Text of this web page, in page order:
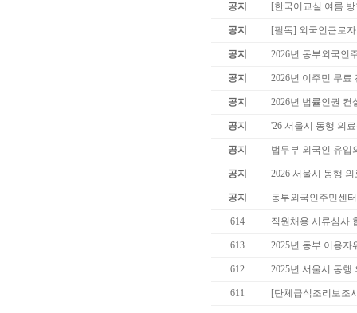
공지 [한국어교실 여름
공지 [필독] 외국인근로
공지 2026년 동부외국인
공지 2026년 이주민 무
공지 2026년 법률인권 컨
공지 '26 서울시 동행 의
공지 법무부 외국인 유
공지 2026 서울시 동행
공지 동부외국인주민센
614 직원채용 서류심사
613 2025년 동부 이용
612 2025년 서울시 동행
611 [단체급식조리보조